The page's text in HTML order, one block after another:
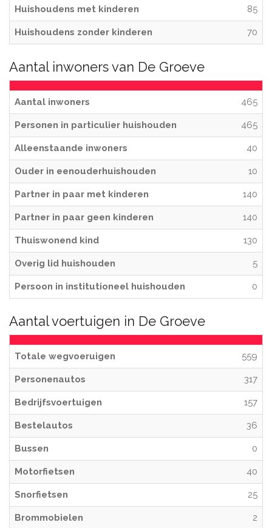
Huishoudens met kinderen 85
Huishoudens zonder kinderen 70
Aantal inwoners van De Groeve
Aantal inwoners 465
Personen in particulier huishouden 465
Alleenstaande inwoners 40
Ouder in eenouderhuishouden 10
Partner in paar met kinderen 140
Partner in paar geen kinderen 140
Thuiswonend kind 130
Overig lid huishouden 5
Persoon in institutioneel huishouden 0
Aantal voertuigen in De Groeve
Totale wegvoeruigen 559
Personenautos 317
Bedrijfsvoertuigen 157
Bestelautos 36
Bussen 0
Motorfietsen 40
Snorfietsen 25
Brommobielen 2